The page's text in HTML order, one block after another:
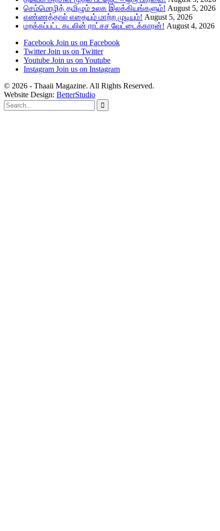
செம்மொழித் தமிழும் உலக இலக்கியங்களும்! August 5, 2026
எண்ணத்தால் எதையும் மாற்ற முடியும்! August 5, 2026
மறக்கப்பட்ட கடலின் ராட்சச வேட்டைக்காரன்! August 4, 2026
Facebook Join us on Facebook
Twitter Join us on Twitter
Youtube Join us on Youtube
Instagram Join us on Instagram
© 2026 - Thaaii Magazine. All Rights Reserved.
Website Design: BetterStudio